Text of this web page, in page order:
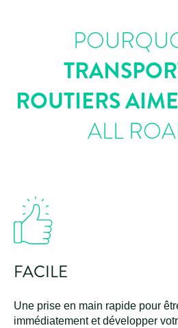
ROUTIERS
ALL
FACILE
Une prise en main rapide pour
immédiatement et développer